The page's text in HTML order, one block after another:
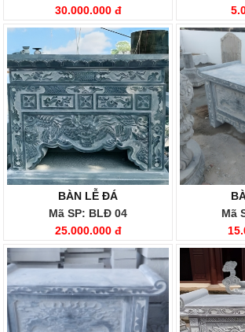
30.000.000 đ
BÀN LỄ ĐÁ
Mã SP: BLĐ 04
25.000.000 đ
Mã